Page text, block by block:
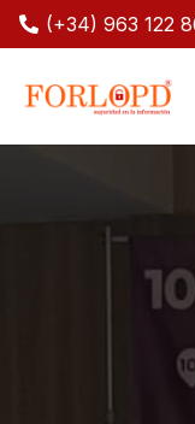
(+34) 963 122